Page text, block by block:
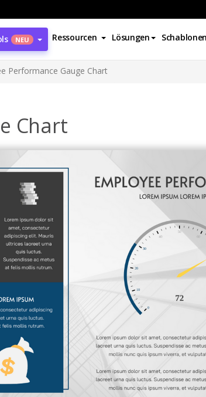
NEU Ressourcen Lösungen Schablonen
Performance Gauge Chart
Chart